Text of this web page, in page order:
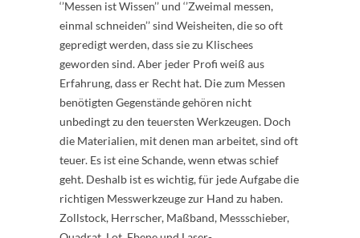
‘’Messen ist Wissen’’ und ‘’Zweimal messen,
einmal schneiden’’ sind Weisheiten, die so oft
gepredigt werden, dass sie zu Klischees
geworden sind. Aber jeder Profi weiß aus
Erfahrung, dass er Recht hat. Die zum Messen
benötigten Gegenstände gehören nicht
unbedingt zu den teuersten Werkzeugen. Doch
die Materialien, mit denen man arbeitet, sind oft
teuer. Es ist eine Schande, wenn etwas schief
geht. Deshalb ist es wichtig, für jede Aufgabe die
richtigen Messwerkzeuge zur Hand zu haben.
Zollstock, Herrscher, Maßband, Messschieber,